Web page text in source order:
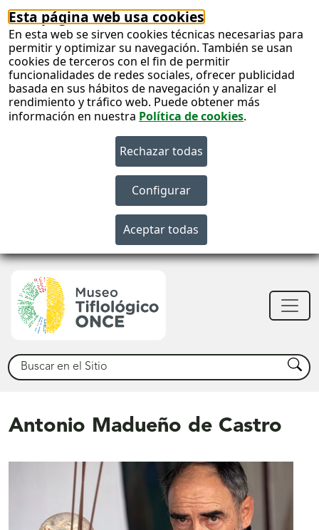
Esta página web usa cookies
En esta web se sirven cookies técnicas necesarias para
permitir y optimizar su navegación. También se usan
cookies de terceros con el fin de permitir
funcionalidades de redes sociales, ofrecer publicidad
basada en sus hábitos de navegación y analizar el
rendimiento y tráfico web. Puede obtener más
información en nuestra Política de cookies.
Buscar Buscar
Antonio Madueño de Castro